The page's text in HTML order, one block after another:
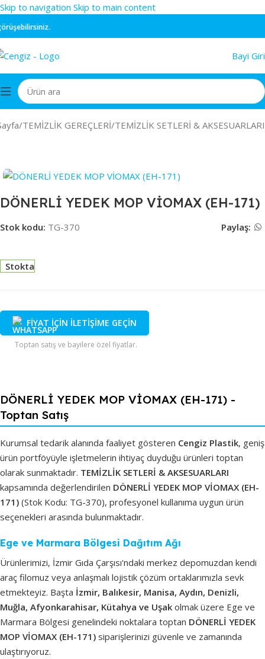
Skip to navigation Skip to main content
Bayi
/TEMİZLİK GEREÇLERİ/TEMİZLİK SETLERİ & AKSESUARLARI
DÖNERLİ YEDEK MOP VİOMAX (EH-171)
Stok kodu: TG-370 Paylaş:
Stokta
FİYAT İÇİN İLETİŞİME GEÇİN
Toptan satış ve bayilere özel fiyatlar.
DÖNERLİ YEDEK MOP VİOMAX (EH-171) -
Toptan Satış
Kurumsal tedarik alanında faaliyet gösteren Cengiz Plastik, geniş
ürün portföyüyle işletmelerin ihtiyaç duyduğu ürünleri toptan
olarak sunmaktadır. TEMİZLİK SETLERİ & AKSESUARLARI
kapsamında değerlendirilen DÖNERLİ YEDEK MOP VİOMAX (EH-
171) (Stok Kodu: TG-370), profesyonel kullanıma uygun ürün
seçenekleri arasında bulunmaktadır.
Ege ve Marmara Bölgesi Dağıtım Ağı
Ürünlerimizi, İzmir Gıda Çarşısı'ndaki merkez depomuzdan kendi
araç filomuz veya anlaşmalı lojistik çözüm ortaklarımızla sevk
etmekteyiz. Başta İzmir, Balıkesir, Manisa, Aydın, Denizli,
Muğla, Afyonkarahisar, Kütahya ve Uşak olmak üzere Ege ve
Marmara Bölgesi genelindeki noktalara toptan DÖNERLİ YEDEK
MOP VİOMAX (EH-171) siparişlerinizi güvenle ve zamanında
ulaştırıyoruz.